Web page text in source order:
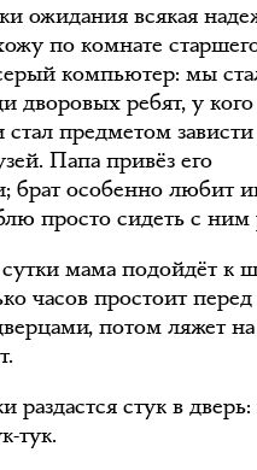
ожидания всякая
по комнате
компьютер: мы
дворовых ребят, у кого
предметом
Папа привёз его
брат особенно любит
просто сидеть с ним
мама подойдёт к
часов простоит перед
потом ляжет
раздастся стук в дверь:
тук.